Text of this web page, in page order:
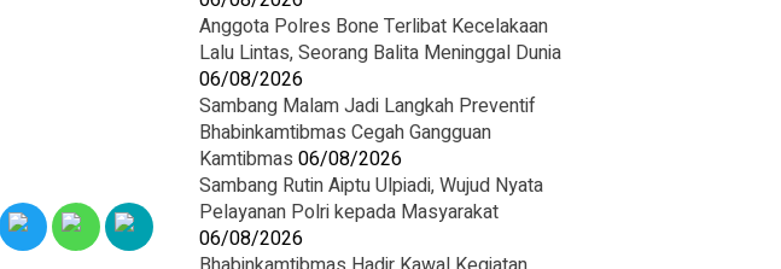
Anggota Polres Bone Terlibat Kecelakaan
Lalu Lintas, Seorang Balita Meninggal Dunia
06/08/2026
Sambang Malam Jadi Langkah Preventif
Bhabinkamtibmas Cegah Gangguan
Kamtibmas 06/08/2026
Sambang Rutin Aiptu Ulpiadi, Wujud Nyata
Pelayanan Polri kepada Masyarakat
06/08/2026